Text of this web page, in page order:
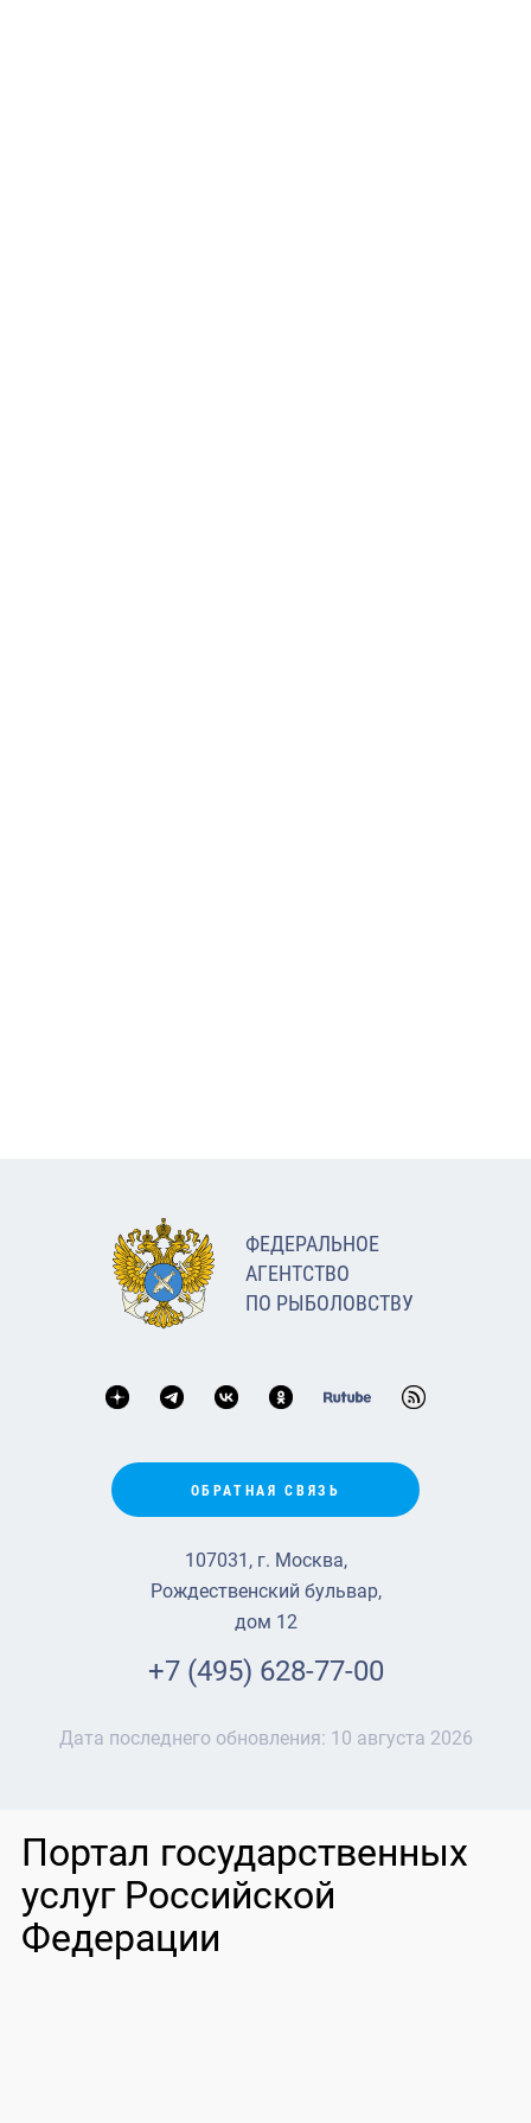
ФЕДЕРАЛЬНОЕ
АГЕНТСТВО
ПО РЫБОЛОВСТВУ
ОБРАТНАЯ СВЯЗЬ
107031, г. Москва,
Рождественский бульвар,
дом 12
+7 (495) 628-77-00
Дата последнего обновления: 10 августа 2026
Портал государственных
услуг Российской
Федерации